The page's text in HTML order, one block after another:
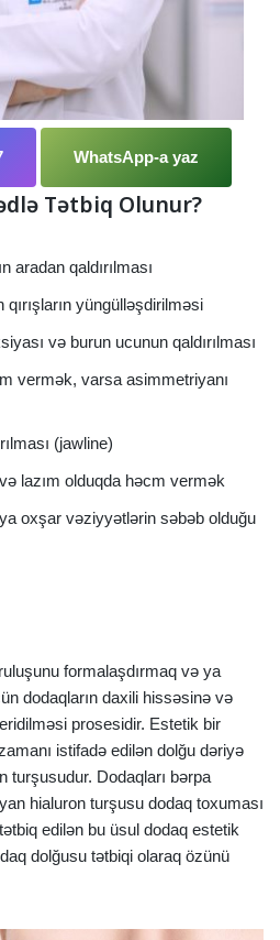
WhatsApp-a yaz
Tətbiq Olunur?
aradan qaldırılması
yüngülləşdirilməsi
və burun ucunun qaldırılması
vermək, varsa asimmetriyanı
(jawline)
lazım olduqda həcm vermək
oxşar vəziyyətlərin səbəb olduğu
formalaşdırmaq və ya
dodaqların daxili hissəsinə və
prosesidir. Estetik bir
istifadə edilən dolğu dəriyə
turşusudur. Dodaqları bərpa
hialuron turşusu dodaq toxuması
edilən bu üsul dodaq estetik
dolğusu tətbiqi olaraq özünü